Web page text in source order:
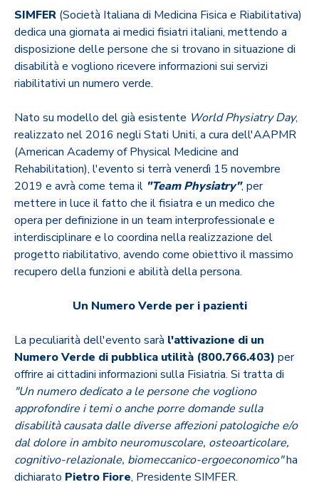
SIMFER (Società Italiana di Medicina Fisica e Riabilitativa)
dedica una giornata ai medici fisiatri italiani, mettendo a
disposizione delle persone che si trovano in situazione di
disabilità e vogliono ricevere informazioni sui servizi
riabilitativi un numero verde.
Nato su modello del già esistente World Physiatry Day,
realizzato nel 2016 negli Stati Uniti, a cura dell'AAPMR
(American Academy of Physical Medicine and
Rehabilitation), l'evento si terrà venerdì 15 novembre
2019 e avrà come tema il "Team Physiatry", per
mettere in luce il fatto che il fisiatra e un medico che
opera per definizione in un team interprofessionale e
interdisciplinare e lo coordina nella realizzazione del
progetto riabilitativo, avendo come obiettivo il massimo
recupero della funzioni e abilità della persona.
Un Numero Verde per i pazienti
La peculiarità dell'evento sarà l'attivazione di un
Numero Verde di pubblica utilità (800.766.403) per
offrire ai cittadini informazioni sulla Fisiatria. Si tratta di
"Un numero dedicato a le persone che vogliono
approfondire i temi o anche porre domande sulla
disabilità causata dalle diverse affezioni patologiche e/o
dal dolore in ambito neuromuscolare, osteoarticolare,
cognitivo-relazionale, biomeccanico-ergoeconomico"ha
dichiarato Pietro Fiore, Presidente SIMFER.